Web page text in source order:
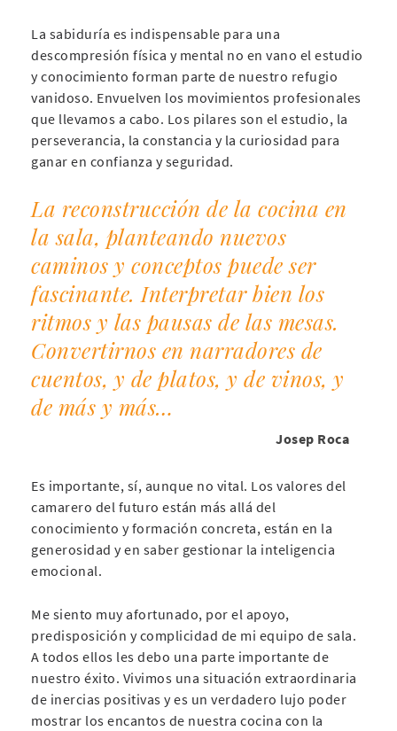
La sabiduría es indispensable para una
descompresión física y mental no en vano el estudio
y conocimiento forman parte de nuestro refugio
vanidoso. Envuelven los movimientos profesionales
que llevamos a cabo. Los pilares son el estudio, la
perseverancia, la constancia y la curiosidad para
ganar en confianza y seguridad.
La reconstrucción de la cocina en
la sala, planteando nuevos
caminos y conceptos puede ser
fascinante. Interpretar bien los
ritmos y las pausas de las mesas.
Convertirnos en narradores de
cuentos, y de platos, y de vinos, y
de más y más…
Josep Roca
Es importante, sí, aunque no vital. Los valores del
camarero del futuro están más allá del
conocimiento y formación concreta, están en la
generosidad y en saber gestionar la inteligencia
emocional.
Me siento muy afortunado, por el apoyo,
predisposición y complicidad de mi equipo de sala.
A todos ellos les debo una parte importante de
nuestro éxito. Vivimos una situación extraordinaria
de inercias positivas y es un verdadero lujo poder
mostrar los encantos de nuestra cocina con la